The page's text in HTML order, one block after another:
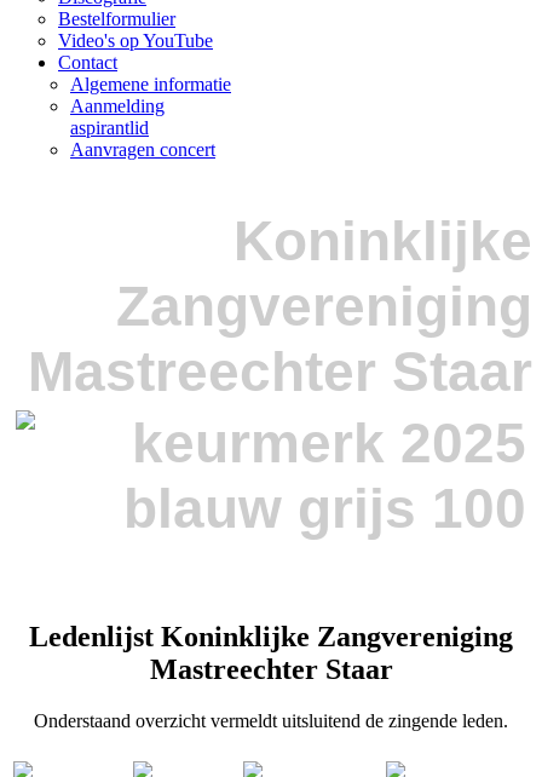
Bestelformulier
Video's op YouTube
Contact
Algemene informatie
Aanmelding
aspirantlid
Aanvragen concert
Koninklijke
Zangvereniging
Mastreechter Staar
Ledenlijst Koninklijke Zangvereniging
Mastreechter Staar
Onderstaand overzicht vermeldt uitsluitend de zingende leden.